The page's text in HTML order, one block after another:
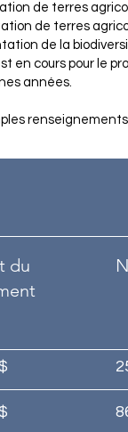
de terres
de terres
de la
en cours pour le
années.
du